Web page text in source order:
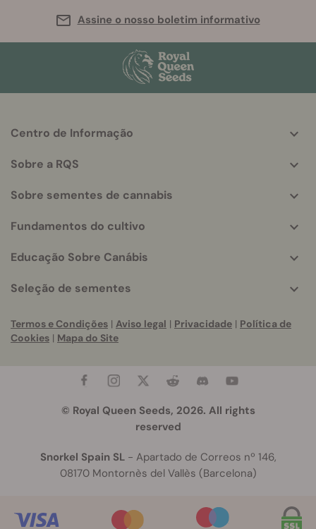
Assine o nosso boletim informativo
info
Centro de Informação
Sobre a RQS
Sobre sementes de cannabis
Fundamentos do cultivo
Educação Sobre Canábis
Seleção de sementes
Termos e Condições | Aviso legal | Privacidade | Política de
Cookies | Mapa do Site
© Royal Queen Seeds, 2026. All rights
reserved
Snorkel Spain SL- Apartado de Correos nº 146,
08170 Montornès del Vallès (Barcelona)